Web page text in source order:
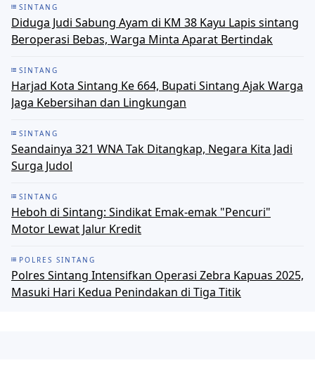
SINTANG
Diduga Judi Sabung Ayam di KM 38 Kayu Lapis sintang
Beroperasi Bebas, Warga Minta Aparat Bertindak
SINTANG
Harjad Kota Sintang Ke 664, Bupati Sintang Ajak Warga
Jaga Kebersihan dan Lingkungan
SINTANG
Seandainya 321 WNA Tak Ditangkap, Negara Kita Jadi
Surga Judol
SINTANG
Heboh di Sintang: Sindikat Emak-emak "Pencuri"
Motor Lewat Jalur Kredit
POLRES SINTANG
Polres Sintang Intensifkan Operasi Zebra Kapuas 2025,
Masuki Hari Kedua Penindakan di Tiga Titik